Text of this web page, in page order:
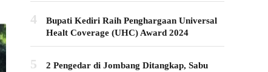
4
Bupati Kediri Raih Penghargaan Universal
Healt Coverage (UHC) Award 2024
5
2 Pengedar di Jombang Ditangkap, Sabu